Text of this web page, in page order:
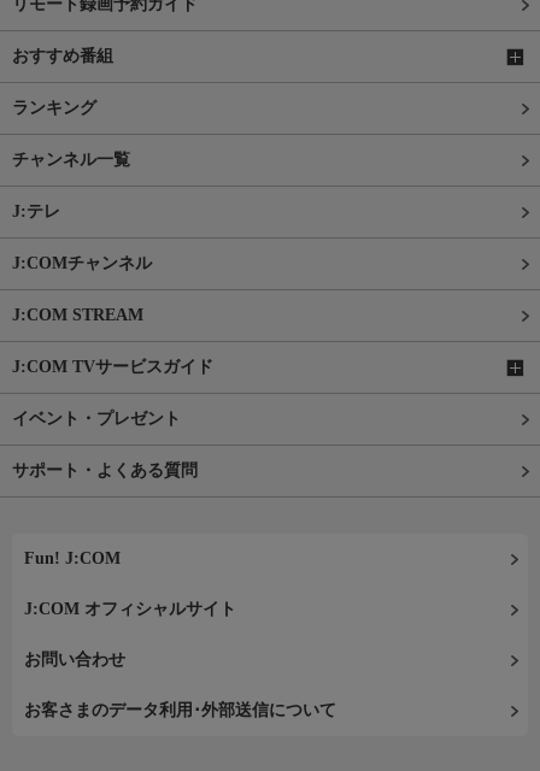
リモート録画予約ガイド
おすすめ番組
ランキング
チャンネル一覧
J:テレ
J:COMチャンネル
J:COM STREAM
J:COM TVサービスガイド
イベント・プレゼント
サポート・よくある質問
Fun! J:COM
J:COM オフィシャルサイト
お問い合わせ
お客さまのデータ利用･外部送信について